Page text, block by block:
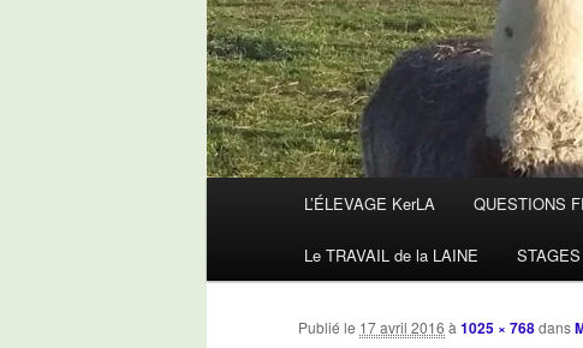
L’ÉLEVAGE KerLA QUESTIONS
Le TRAVAIL de la LAINE
Publié le 17 avril 2016 à1025 × 768dans